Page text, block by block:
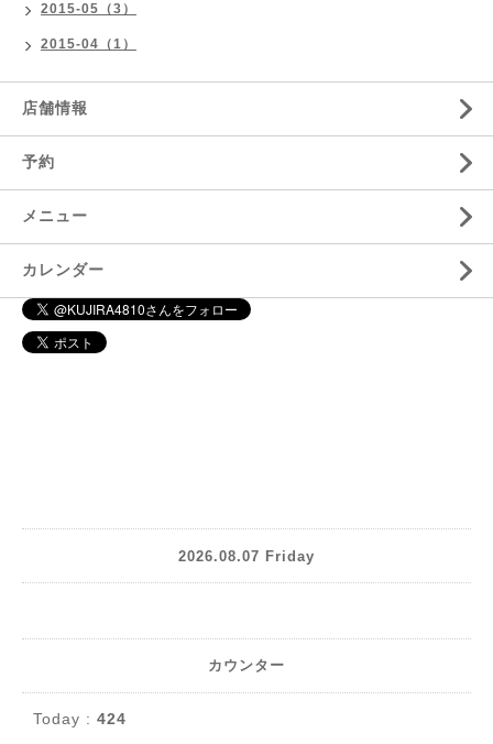
2015-05（3）
2015-04（1）
店舗情報
予約
メニュー
カレンダー
2026.08.07 Friday
カウンター
Today : 424